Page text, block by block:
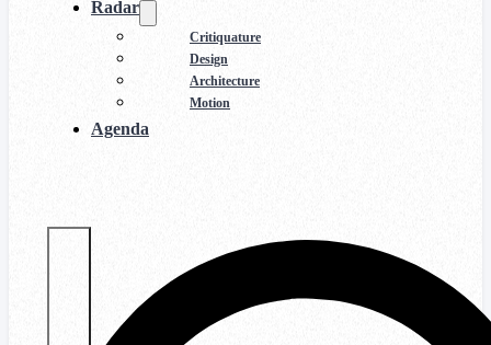
Radar
Critiquature
Design
Architecture
Motion
Agenda